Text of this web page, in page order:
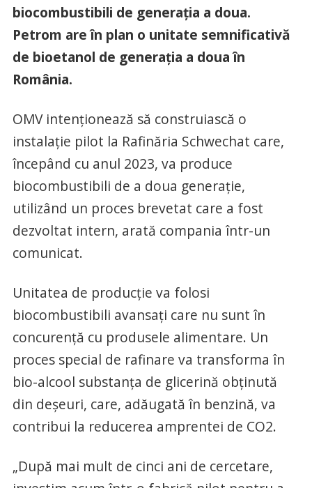
biocombustibili de generația a doua.
Petrom are în plan o unitate semnificativă
de bioetanol de generația a doua în
România.
OMV intenționează să construiască o
instalație pilot la Rafinăria Schwechat care,
începând cu anul 2023, va produce
biocombustibili de a doua generație,
utilizând un proces brevetat care a fost
dezvoltat intern, arată compania într-un
comunicat.
Unitatea de producție va folosi
biocombustibili avansați care nu sunt în
concurență cu produsele alimentare. Un
proces special de rafinare va transforma în
bio-alcool substanța de glicerină obținută
din deșeuri, care, adăugată în benzină, va
contribui la reducerea amprentei de CO2.
„După mai mult de cinci ani de cercetare,